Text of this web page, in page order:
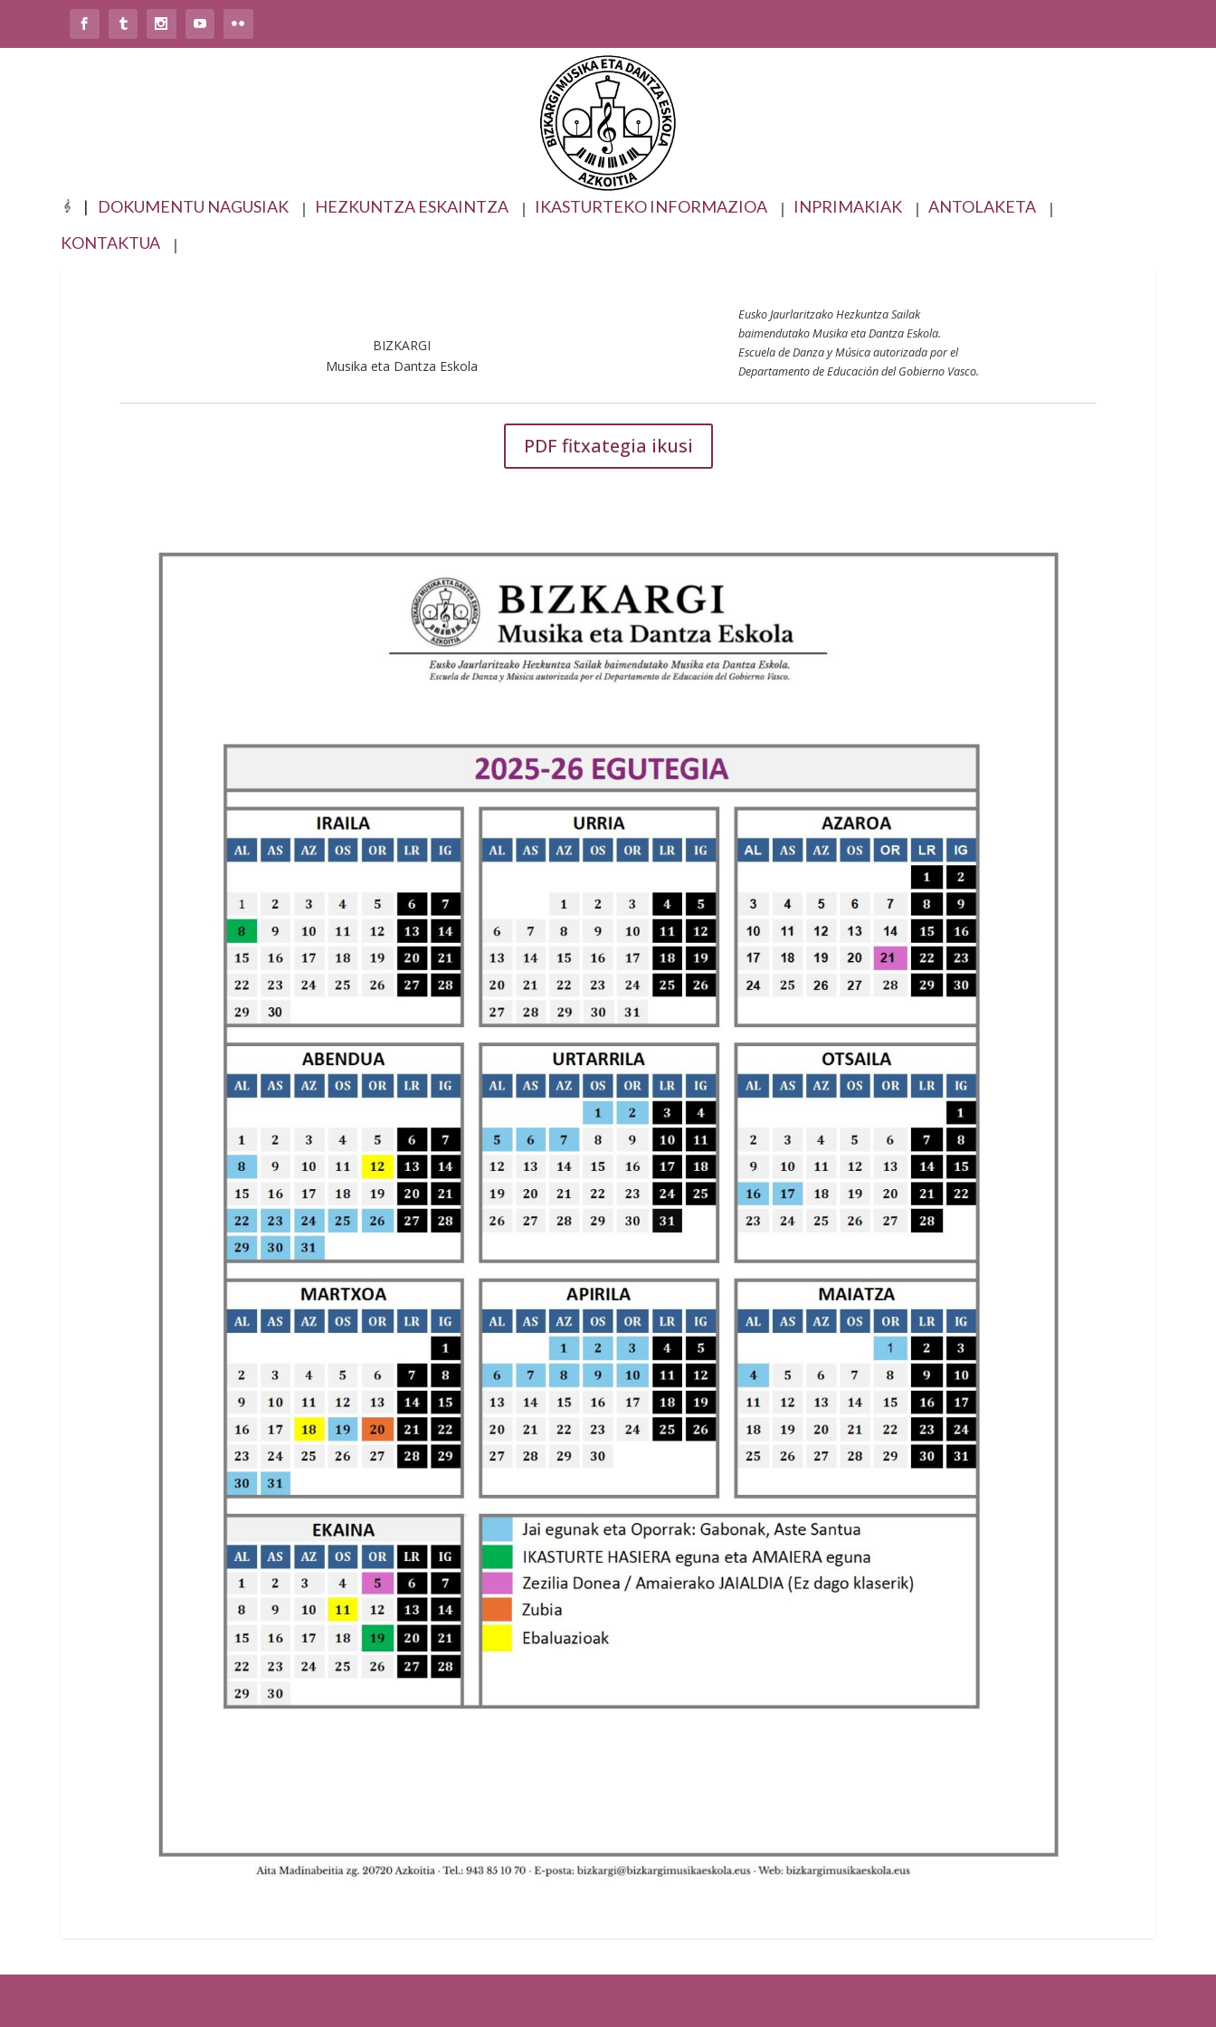
DOKUMENTU NAGUSIAK HEZKUNTZA ESKAINTZA IKASTURTEKO INFORMAZIOA INPRIMAKIAK
ANTOLAKETA
KONTAKTUA
EGUTEGIA
BIZKARGI
Musika eta Dantza Eskola
Eusko Jaurlaritzako HezkuntzaSailak
baimendutako Musika eta Dantza Eskola.
Escuela de Danza y Música autorizada por el
Departamento de Educacióndel Gobierno Vasco.
PDF fitxategia ikusi